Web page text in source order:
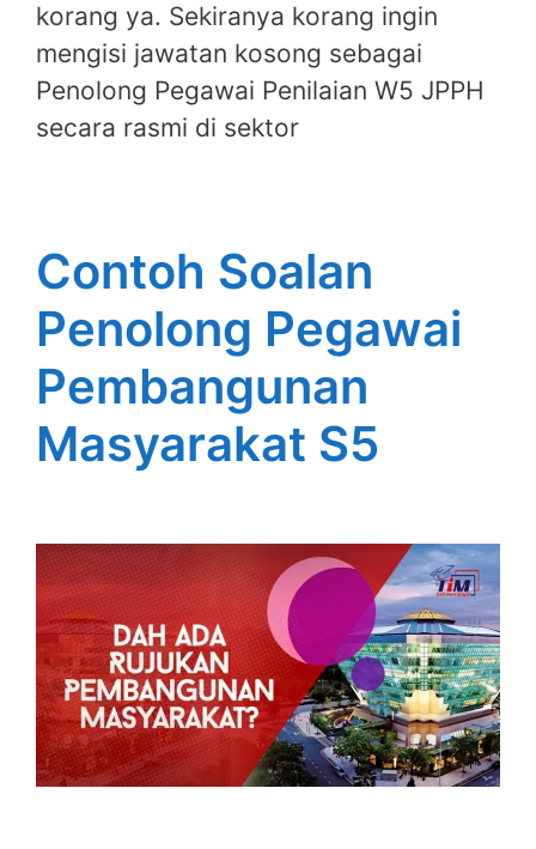
korang ya. Sekiranya korang ingin
mengisi jawatan kosong sebagai
Penolong Pegawai Penilaian W5 JPPH
secara rasmi di sektor
Contoh Soalan
Penolong Pegawai
Pembangunan
Masyarakat S5